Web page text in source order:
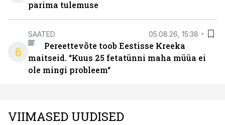
parima tulemuse
6
SAATED 05.08.26, 15:38
Pereettevõte toob Eestisse Kreeka
maitseid. “Kuus 25 fetatünni maha müüa ei
ole mingi probleem“
VIIMASED UUDISED